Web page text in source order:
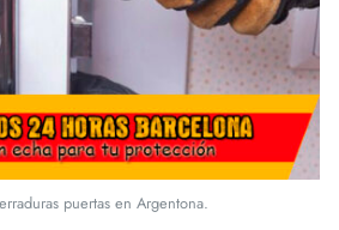
puertas en Argentona.